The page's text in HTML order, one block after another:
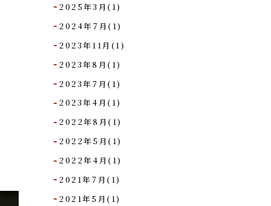
2025年3月(1)
2024年7月(1)
2023年11月(1)
2023年8月(1)
2023年7月(1)
2023年4月(1)
2022年8月(1)
2022年5月(1)
2022年4月(1)
2021年7月(1)
2021年5月(1)